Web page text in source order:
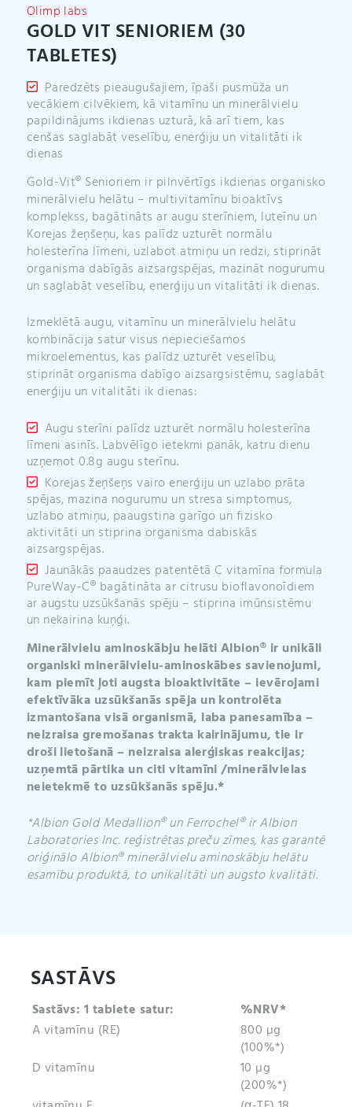
Olimp labs
GOLD VIT SENIORIEM (30
TABLETES)
Paredzēts pieaugušajiem, īpaši pusmūža un
vecākiem cilvēkiem, kā vitamīnu un minerālvielu
papildinājums ikdienas uzturā, kā arī tiem, kas
cenšas saglabāt veselību, enerģiju un vitalitāti ik
dienas
Gold-Vit® Senioriem ir pilnvērtīgs ikdienas organisko
minerālvielu helātu – multivitamīnu bioaktīvs
komplekss, bagātināts ar augu sterīniem, luteīnu un
Korejas žeņšeņu, kas palīdz uzturēt normālu
holesterīna līmeni, uzlabot atmiņu un redzi, stiprināt
organisma dabīgās aizsargspējas, mazināt nogurumu
un saglabāt veselību, enerģiju un vitalitāti ik dienas.
Izmeklētā augu, vitamīnu un minerālvielu helātu
kombinācija satur visus nepieciešamos
mikroelementus, kas palīdz uzturēt veselību,
stiprināt organisma dabīgo aizsargsistēmu, saglabāt
enerģiju un vitalitāti ik dienas:
Augu sterīni palīdz uzturēt normālu holesterīna
līmeni asinīs. Labvēlīgo ietekmi panāk, katru dienu
uzņemot 0.8g augu sterīnu.
Korejas žeņšeņs vairo enerģiju un uzlabo prāta
spējas, mazina nogurumu un stresa simptomus,
uzlabo atmiņu, paaugstina garīgo un fizisko
aktivitāti un stiprina organisma dabiskās
aizsargspējas.
Jaunākās paaudzes patentētā C vitamīna formula
PureWay-C® bagātināta ar citrusu bioflavonoīdiem
ar augstu uzsūkšanās spēju – stiprina imūnsistēmu
un nekairina kuņģi.
Minerālvielu aminoskābju helāti Albion® ir unikāli
organiski minerālvielu-aminoskābes savienojumi,
kam piemīt ļoti augsta bioaktivitāte – ievērojami
efektīvāka uzsūkšanās spēja un kontrolēta
izmantošana visā organismā, laba panesamība –
neizraisa gremošanas trakta kairinājumu, tie ir
droši lietošanā – neizraisa alerģiskas reakcijas;
uzņemtā pārtika un citi vitamīni /minerālvielas
neietekmē to uzsūkšanās spēju.*
*Albion Gold Medallion® un Ferrochel® ir Albion
Laboratories Inc. reģistrētas preču zīmes, kas garantē
oriģinālo Albion® minerālvielu aminoskābju helātu
esamību produktā, to unikalitāti un augsto kvalitāti.
SASTĀVS
Sastāvs: 1 tablete satur:
%NRV*
A vitamīnu (RE)
800 µg
(100%*)
D vitamīnu
10 µg
(200%*)